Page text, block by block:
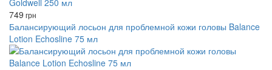
749 грн
Балансирующий лосьон для проблемной кожи головы Balance
Lotion Echosline 75 мл